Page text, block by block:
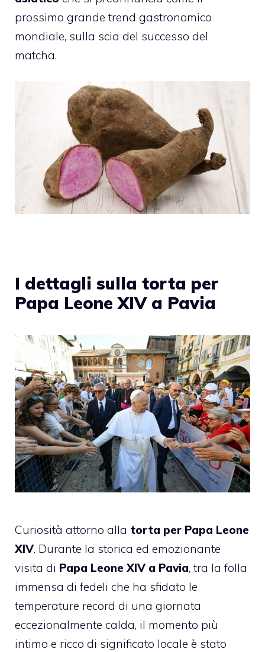
prossimo grande trend gastronomico
mondiale, sulla scia del successo del
matcha.
I dettagli sulla torta per
Papa Leone XIV a Pavia
Curiosità attorno alla torta per Papa Leone
XIV. Durante la storica ed emozionante
visita di Papa Leone XIV a Pavia, tra la folla
immensa di fedeli che ha sfidato le
temperature record di una giornata
eccezionalmente calda, il momento più
intimo e ricco di significato locale è stato